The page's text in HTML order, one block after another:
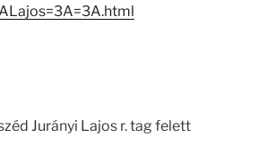
Jurányi Lajos r. tag felett